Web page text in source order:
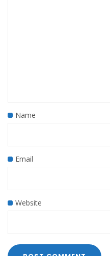
Name
Email
Website